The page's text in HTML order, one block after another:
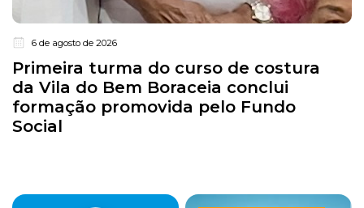
6 de agosto de 2026
Primeira turma do curso de costura
da Vila do Bem Boraceia conclui
formação promovida pelo Fundo
Social